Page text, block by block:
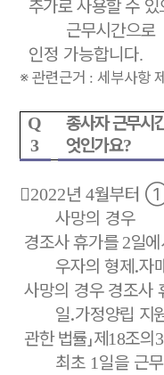
추가로 사용할 수 있
근무시간으로
인정 가능합니다.
※관련근거 :세부사항 제
Q
3
종사자 근무시
엇인가요?
2022년4월부터
사망의 경우
경조사 휴가를 2일에
우자의 형제 ․자
사망의 경우 경조사
일․가정양립 지
관한 법률」제 18조의 3
최초 1 일을 근